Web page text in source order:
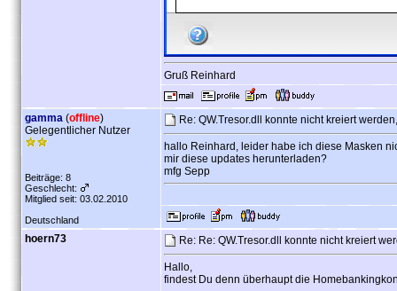
Gruß Reinhard
gamma (offline)
Gelegentlicher Nutzer
Beiträge: 8
Geschlecht:
Mitglied seit: 03.02.2010
Deutschland
Re: QW.Tresor.dll konnte nicht kreiert
hallo Reinhard, leider habe ich diese Masken
mir diese updates herunterladen?
mfg Sepp
hoern73 Re: Re: QW.Tresor.dll konnte nicht kreiert
Hallo,
findest Du denn überhaupt die